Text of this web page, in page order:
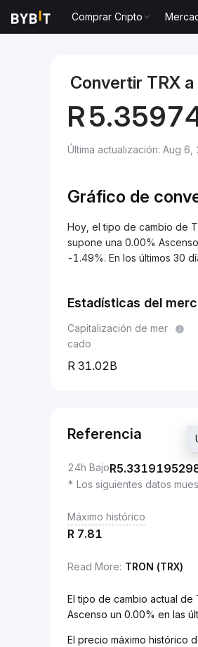
Comprar Cripto
Convertir TRX a
R
Última actualización: Aug
Gráfico de
Hoy, el tipo de cambio de
supone una 0.00%
-1.49%. En los últimos 30
Estadísticas del
Capitalización de mer
cado
31.02B
Referencia
24h BajoR
* Los siguientes datos
Máximo histórico
R 7.81
Read More: TRON (TRX)
El tipo de cambio actual
Ascenso un 0.00% en las
El precio máximo histórico